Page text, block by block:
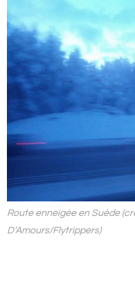
Route enneigée en Suède
D’Amours/Flytrippers)